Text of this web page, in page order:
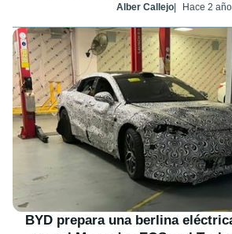
Alber Callejo Hace 2
BYD prepara una berlina